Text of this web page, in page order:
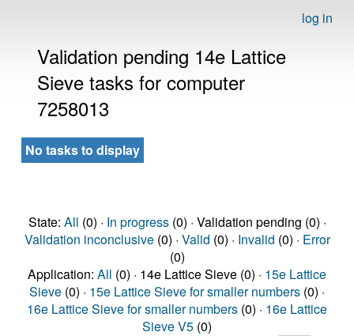
log in
Validation pending 14e Lattice
Sieve tasks for computer
7258013
No tasks to display
State: All (0) · In progress(0) · Validation pending (0) ·
Validation inconclusive(0) · Valid (0) · Invalid (0) · Error
(0)
Application: All (0) · 14e Lattice Sieve (0) · 15e Lattice
Sieve (0) · 15e Lattice Sieve for smaller numbers (0) ·
16e Lattice Sieve for smaller numbers (0) · 16e Lattice
Sieve V5 (0)